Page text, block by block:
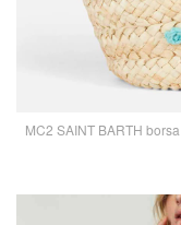
MC2 SAINT BARTH